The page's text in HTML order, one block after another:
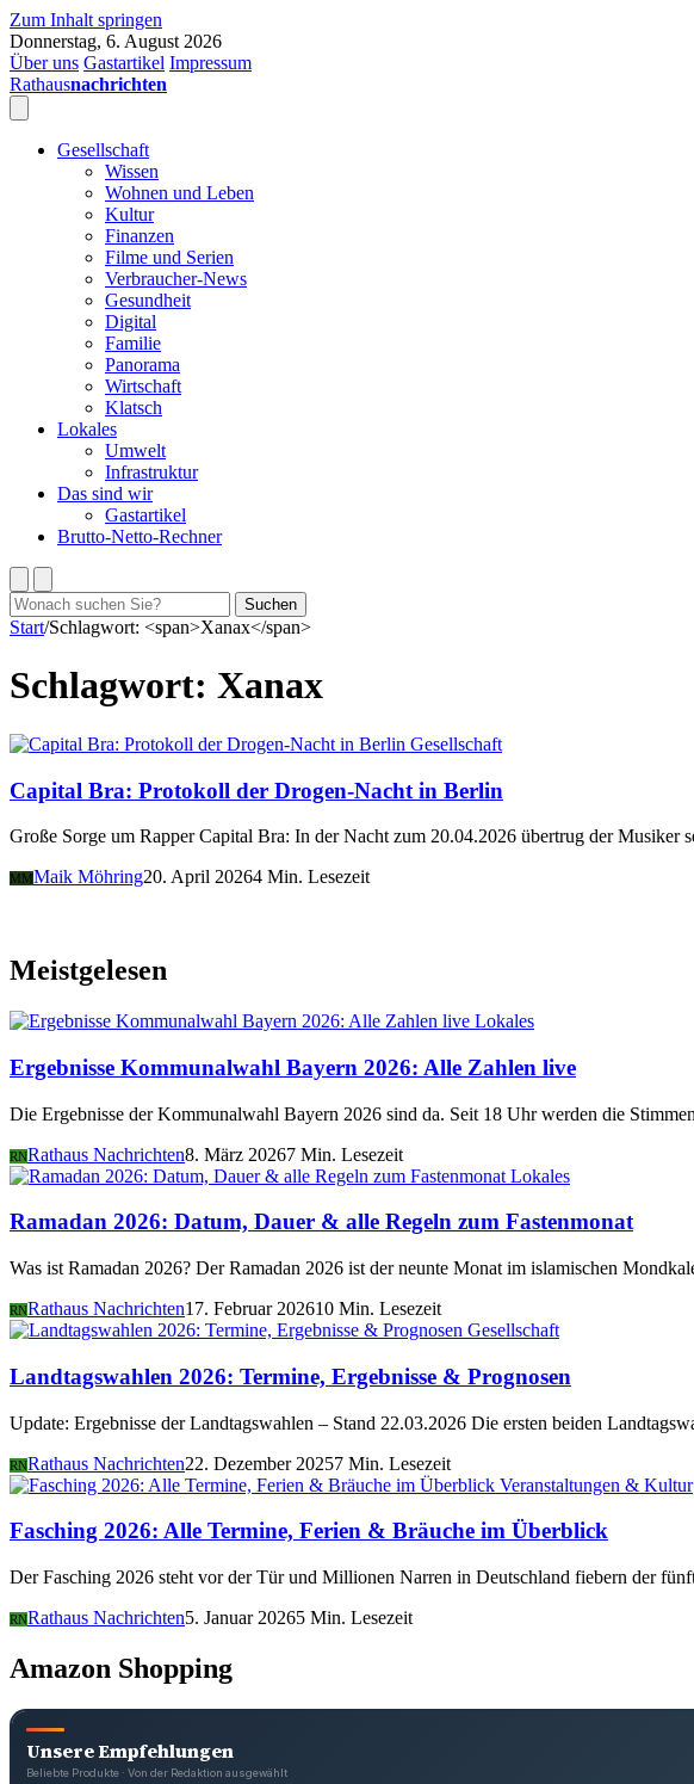
Zum Inhalt springen
Donnerstag, 6. August 2026
Über uns Gastartikel Impressum
Rathausnachrichten
Gesellschaft
Wissen
Wohnen und Leben
Kultur
Finanzen
Filme und Serien
Verbraucher-News
Gesundheit
Digital
Familie
Panorama
Wirtschaft
Klatsch
Lokales
Umwelt
Infrastruktur
Das sind wir
Gastartikel
Brutto-Netto-Rechner
Suchen
nach:
Suchen
Start/Schlagwort: <span>Xanax</span>
Schlagwort: Xanax
Gesellschaft
Capital Bra: Protokoll der Drogen-Nacht in Berlin
Große Sorge um Rapper Capital Bra: In der Nacht zum 20.04.2026 übertrug der
MM Maik Möhring20. April 20264 Min. Lesezeit
Meistgelesen
Lokales
Ergebnisse Kommunalwahl Bayern 2026: Alle Zahlen live
Die Ergebnisse der Kommunalwahl Bayern 2026 sind da. Seit 18 Uhr werden die
RNRathaus Nachrichten8. März 20267 Min. Lesezeit
Lokales
Ramadan 2026: Datum, Dauer & alle Regeln zum Fastenmonat
Was ist Ramadan 2026? Der Ramadan 2026 ist der neunte Monat im islamischen
RNRathaus Nachrichten17. Februar 202610 Min. Lesezeit
Gesellschaft
Landtagswahlen 2026: Termine, Ergebnisse & Prognosen
Update: Ergebnisse der Landtagswahlen – Stand 22.03.2026 Die ersten beiden
RNRathaus Nachrichten22. Dezember 20257 Min. Lesezeit
Veranstaltungen & Kultur
Fasching 2026: Alle Termine, Ferien & Bräuche im Überblick
Der Fasching 2026 steht vor der Tür und Millionen Narren in Deutschland fiebern der
RNRathaus Nachrichten5. Januar 20265 Min. Lesezeit
Amazon Shopping
Unsere Empfehlungen
Beliebte Produkte · Von der Redaktion ausgewählt